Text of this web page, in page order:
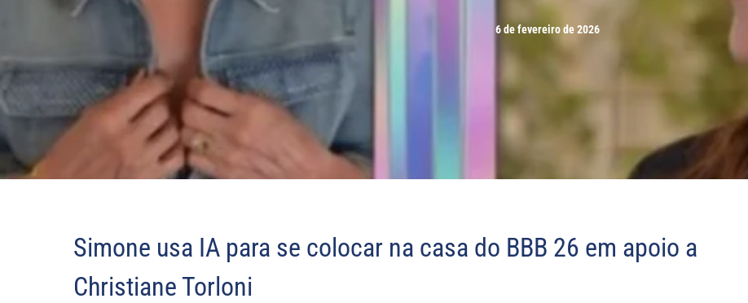
6 de fevereiro de 2026
Simone usa IA para se colocar na casa do BBB 26 em apoio a
Christiane Torloni